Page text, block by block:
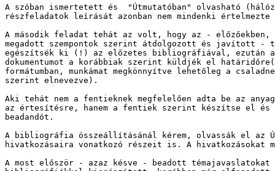
A szóban ismertetett és  "Útmutatóban" olvasható
részfeladatok leírását azonban nem mindenki
A második feladat tehát az volt, hogy az - előzőekben,
megadott szempontok szerint átdolgozott és javított -
egészítsék ki (!) az előzetes bibliográfiával, ezután
dokumentumot a korábbiak szerint küldjék el
formátumban, munkámat megkönnyítve lehetőleg a
szerint elnevezve).
Aki tehát nem a fentieknek megfelelően adta be az
az értesítésre, hanem a fentiek szerint készítse el
beadandót.
A bibliográfia összeállításánál kérem, olvassák el az
hivatkozásaira vonatkozó részeit is. A hivatkozásokat
A most először - azaz késve - beadott témajavaslatokat